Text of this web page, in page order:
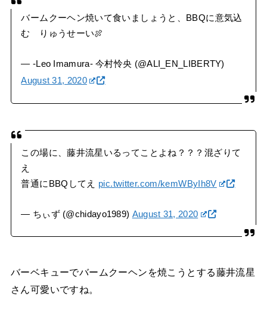
バームクーヘン焼いて食いましょうと、BBQに意気込
む りゅうせーい🍖
— -Leo Imamura- 今村怜央 (@ALI_EN_LIBERTY)
August 31, 2020
この場に、藤井流星いるってことよね？？？混ざりて
え
普通にBBQしてえ pic.twitter.com/kemWByIh8V
— ちぃず (@chidayo1989) August 31, 2020
バーベキューでバームクーヘンを焼こうとする藤井流星
さん可愛いですね。